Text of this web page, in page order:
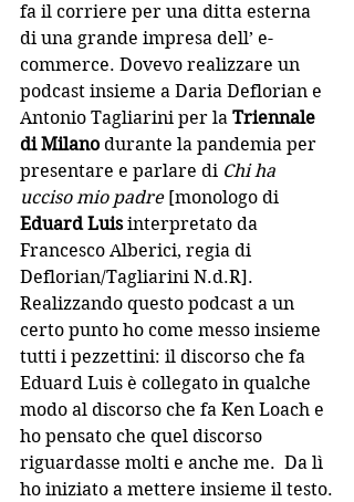
fa il corriere per una ditta esterna
di una grande impresa dell’ e-
commerce. Dovevo realizzare un
podcast insieme a Daria Deflorian e
Antonio Tagliarini per la Triennale
di Milano durante la pandemia per
presentare e parlare di Chi ha
ucciso mio padre [monologo di
Eduard Luis interpretato da
Francesco Alberici, regia di
Deflorian/Tagliarini N.d.R].
Realizzando questo podcast a un
certo punto ho come messo insieme
tutti i pezzettini: il discorso che fa
Eduard Luis è collegato in qualche
modo al discorso che fa Ken Loach e
ho pensato che quel discorso
riguardasse molti e anche me.  Da lì
ho iniziato a mettere insieme il testo.